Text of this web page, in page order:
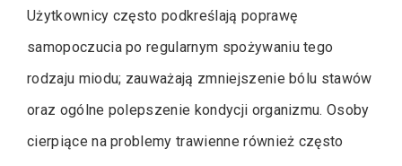
Użytkownicy często podkreślają poprawę
samopoczucia po regularnym spożywaniu tego
rodzaju miodu; zauważają zmniejszenie bólu stawów
oraz ogólne polepszenie kondycji organizmu. Osoby
cierpiące na problemy trawienne również często